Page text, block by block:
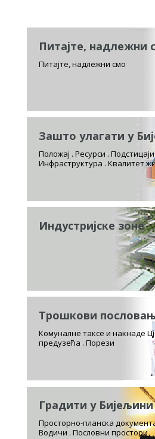
Питајте, надлежни
Питајте, надлежни смо
Зашто улагати у
Положај . Ресурси . Подстицаји
Инфраструктура . Квалитет
Индустријске зоне
Трошкови
Комуналне таксе и накнаде
предузећа . Порези
Градити у Бијељини
Просторно-планска
Водичи . Пословни простори